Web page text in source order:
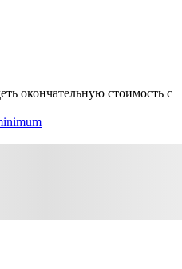
окончательную стоимость с